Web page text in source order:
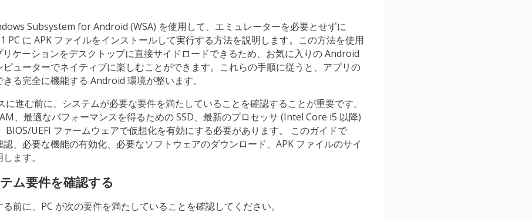
Subsystem for Android (WSA) を使用して、エミュレーターを必要とせずに
PC に APK ファイルをインストールして実行する方法を説明します。この方法を使用
ケーションをデスクトップに直接サイドロードできるため、お気に入りの Android
ューターでネイティブに楽しむことができます。これらの手順に従うと、アプリの
る完全に機能する Android 環境が整います。
に進む前に、システムが必要な要件を満たしていることを確認することが重要です。
、最適なパフォーマンスを得るための SSD、最新のプロセッサ (Intel Core i5 以降)
BIOS/UEFI ファームウェアで仮想化を有効にする必要があります。 このガイドで
、必要な機能の有効化、必要なソフトウェアのダウンロード、APK ファイルのサイ
ます。
ム要件を確認する
前に、PC が次の要件を満たしていることを確認してください。